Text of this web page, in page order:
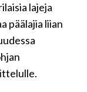
lajeja
päälajia liian